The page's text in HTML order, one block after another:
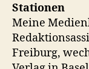
Stationen
Meine
Freiburg,